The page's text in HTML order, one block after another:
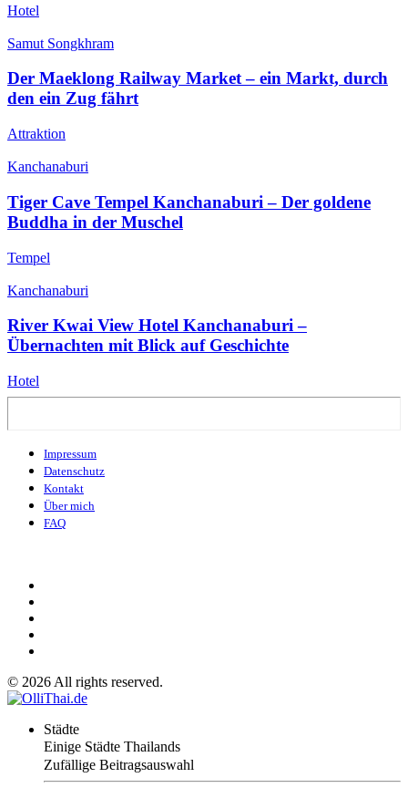
Hotel
Samut Songkhram
Der Maeklong Railway Market – ein Markt, durch
den ein Zug fährt
Attraktion
Kanchanaburi
Tiger Cave Tempel Kanchanaburi – Der goldene
Buddha in der Muschel
Tempel
Kanchanaburi
River Kwai View Hotel Kanchanaburi –
Übernachten mit Blick auf Geschichte
Hotel
Impressum
Datenschutz
Kontakt
Über mich
FAQ
© 2026 All rights reserved.
Städte
Einige Städte Thailands
Zufällige Beitragsauswahl